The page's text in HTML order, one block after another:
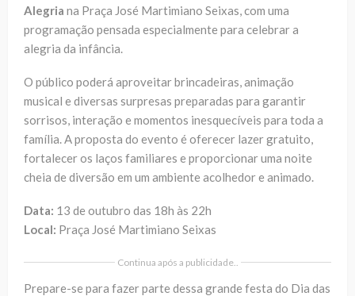
Alegria na Praça José Martimiano Seixas, com uma
programação pensada especialmente para celebrar a
alegria da infância.
O público poderá aproveitar brincadeiras, animação
musical e diversas surpresas preparadas para garantir
sorrisos, interação e momentos inesquecíveis para toda a
família. A proposta do evento é oferecer lazer gratuito,
fortalecer os laços familiares e proporcionar uma noite
cheia de diversão em um ambiente acolhedor e animado.
Data: 13 de outubro das 18h às 22h
Local: Praça José Martimiano Seixas
Continua após a publicidade..
Prepare-se para fazer parte dessa grande festa do Dia das